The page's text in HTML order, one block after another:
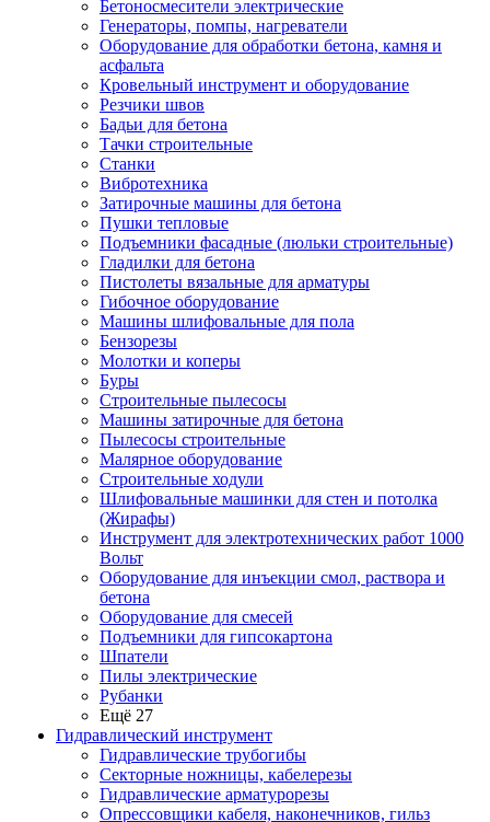
Бетоносмесители электрические
Генераторы, помпы, нагреватели
Оборудование для обработки бетона, камня и
асфальта
Кровельный инструмент и оборудование
Резчики швов
Бадьи для бетона
Тачки строительные
Станки
Вибротехника
Затирочные машины для бетона
Пушки тепловые
Подъемники фасадные (люльки строительные)
Гладилки для бетона
Пистолеты вязальные для арматуры
Гибочное оборудование
Машины шлифовальные для пола
Бензорезы
Молотки и коперы
Буры
Строительные пылесосы
Машины затирочные для бетона
Пылесосы строительные
Малярное оборудование
Строительные ходули
Шлифовальные машинки для стен и потолка
(Жирафы)
Инструмент для электротехнических работ 1000
Вольт
Оборудование для инъекции смол, раствора и
бетона
Оборудование для смесей
Подъемники для гипсокартона
Шпатели
Пилы электрические
Рубанки
Ещё 27
Гидравлический инструмент
Гидравлические трубогибы
Секторные ножницы, кабелерезы
Гидравлические арматурорезы
Опрессовщики кабеля, наконечников, гильз